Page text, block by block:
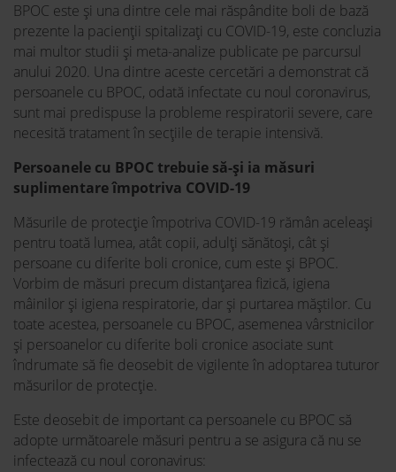
BPOC este și una dintre cele mai răspândite boli de bază
prezente la pacienții spitalizați cu COVID-19, este concluzia
mai multor studii și meta-analize publicate pe parcursul
anului 2020. Una dintre aceste cercetări a demonstrat că
persoanele cu BPOC, odată infectate cu noul coronavirus,
sunt mai predispuse la probleme respiratorii severe, care
necesită tratament în secțiile de terapie intensivă.
Persoanele cu BPOC trebuie să-și ia măsuri
suplimentare împotriva COVID-19
Măsurile de protecție împotriva COVID-19 rămân aceleași
pentru toată lumea, atât copii, adulți sănătoși, cât și
persoane cu diferite boli cronice, cum este și BPOC.
Vorbim de măsuri precum distanțarea fizică, igiena
mâinilor și igiena respiratorie, dar și purtarea măștilor. Cu
toate acestea, persoanele cu BPOC, asemenea vârstnicilor
și persoanelor cu diferite boli cronice asociate sunt
îndrumate să fie deosebit de vigilente în adoptarea tuturor
măsurilor de protecție.
Este deosebit de important ca persoanele cu BPOC să
adopte următoarele măsuri pentru a se asigura că nu se
infectează cu noul coronavirus: